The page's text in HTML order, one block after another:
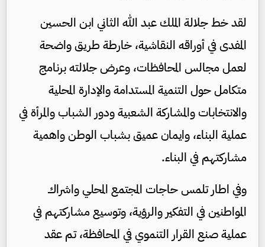
لقد خط جلالة الملك عبد الله الثاني ابن الحسين
المفدى في أوراقه النقاشية، خارطة طريق واضحة
لعمل مجالس المحافظات، وعرض جلالته برنامج
متكامل حول التنمية المستدامة والإدارة المحلية
والانتخابات والمشاركة الشعبية ودور الشباب والمرأة في
عملية البناء، وايمان عميق بشباب الوطن واهمية
مشاركتهم في البناء.
وفي اطار تلمس حاجات المجتمع المحلي واشراك
المواطنين في التفكير والرؤية، وتوسيع مشاركتهم في
عملية صنع القرار التنموي في المحافظة، تم عقد